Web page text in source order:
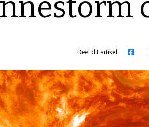
Deel dit artikel: